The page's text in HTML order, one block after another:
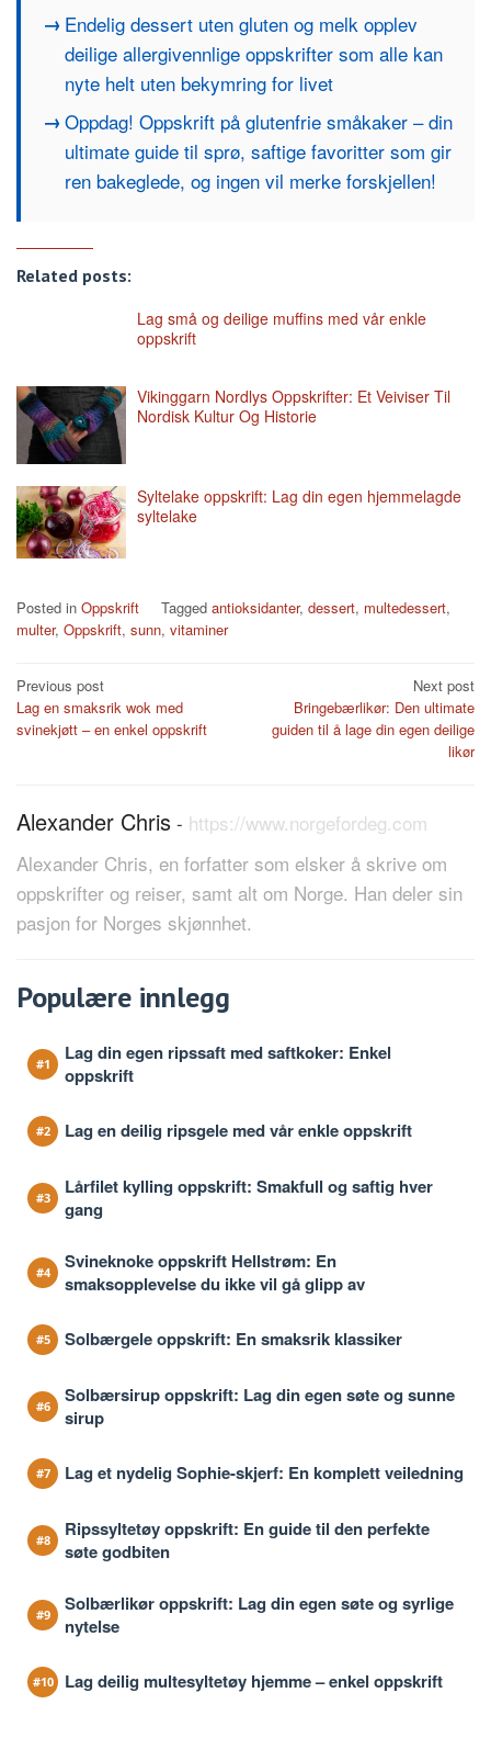
Endelig dessert uten gluten og melk opplev
deilige allergivennlige oppskrifter som alle kan
nyte helt uten bekymring for livet
Oppdag! Oppskrift på glutenfrie småkaker – din
ultimate guide til sprø, saftige favoritter som gir
ren bakeglede, og ingen vil merke forskjellen!
Related posts:
Lag små og deilige muffins med vår enkle
oppskrift
Vikinggarn Nordlys Oppskrifter: Et Veiviser Til
Nordisk Kultur Og Historie
Syltelake oppskrift: Lag din egen hjemmelagde
syltelake
Posted in Oppskrift Tagged antioksidanter, dessert, multedessert,
multer, Oppskrift, sunn, vitaminer
Post
navigation
Previous post
Lag en smaksrik wok med
svinekjøtt – en enkel oppskrift
Next post
Bringebærlikør: Den ultimate
guiden til å lage din egen deilige
likør
Alexander Chris - https://www.norgefordeg.com
Alexander Chris, en forfatter som elsker å skrive om
oppskrifter og reiser, samt alt om Norge. Han deler sin
pasjon for Norges skjønnhet.
Populære innlegg
Lag din egen ripssaft med saftkoker: Enkel
oppskrift
Lag en deilig ripsgele med vår enkle oppskrift
Lårfilet kylling oppskrift: Smakfull og saftig hver
gang
Svineknoke oppskrift Hellstrøm: En
smaksopplevelse du ikke vil gå glipp av
Solbærgele oppskrift: En smaksrik klassiker
Solbærsirup oppskrift: Lag din egen søte og sunne
sirup
Lag et nydelig Sophie-skjerf: En komplett veiledning
Ripssyltetøy oppskrift: En guide til den perfekte
søte godbiten
Solbærlikør oppskrift: Lag din egen søte og syrlige
nytelse
Lag deilig multesyltetøy hjemme – enkel oppskrift